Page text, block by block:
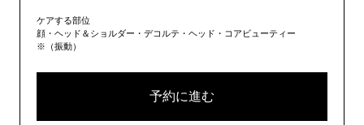
ケアする部位
顔・ヘッド＆ショルダー・デコルテ・ヘッド・コアビューティー
※（振動）
予約に進む